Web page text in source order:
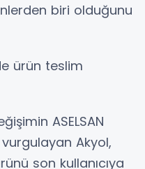
biri olduğunu
ürün teslim
ASELSAN
vurgulayan Akyol,
son kullanıcıya